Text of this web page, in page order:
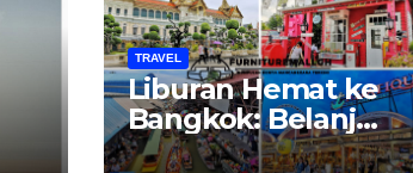
TRAVEL
Liburan Hemat ke
Bangkok: Belanja,
Kuliner, dan